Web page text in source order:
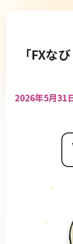
「FXな
2026年5月31
✦
✦